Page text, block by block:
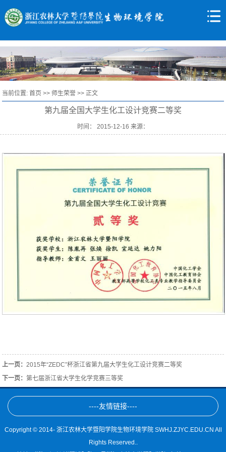
当前位置:首页 >> 师生荣誉 >> 正文
第九届全国大学生化工设计竞赛二等奖
时间： 2015-12-16 来源：
上一页： 2015年“ZEDC”杯浙江省第九届大学生化工设计竞赛二等奖
下一页：第七届浙江省大学生化学竞赛三等奖
----友情链接----
Copyright © 2014- 浙江农林大学暨阳学院生物环境学院 SWHJ.ZJYC.EDU.CN All
Rights Reserved..